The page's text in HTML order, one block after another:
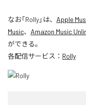
なお「Rolly」は、 Apple
Music、 Amazon Music
ができる。
各配信サービス： Rolly